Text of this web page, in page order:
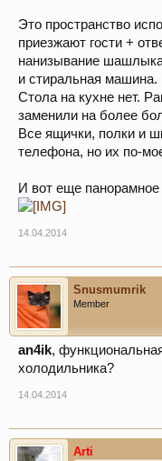
Это пространство
приезжают гости +
нанизывание
и стиральная машина.
Стола на кухне нет.
заменили на более
Все ящички, полки и
телефона, но их по-
И вот еще
14.04.2014
Snusmumrik
Member
an4ik,
холодильника?
14.04.2014
Arti